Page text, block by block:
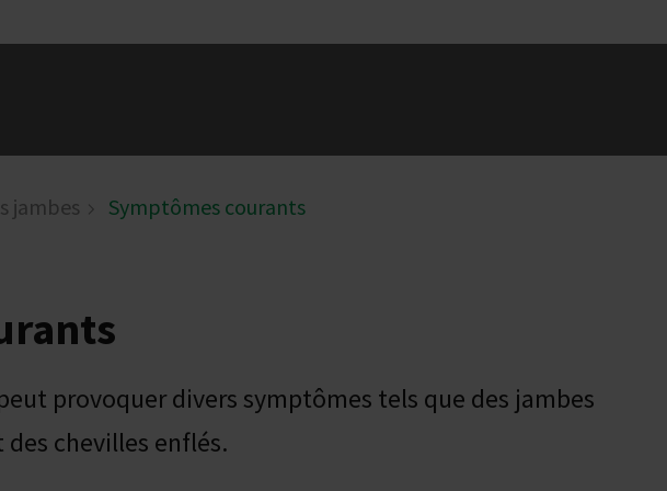
jambes Symptômes courants
provoquer divers symptômes tels que des jambes
chevilles enflés.